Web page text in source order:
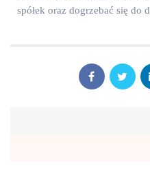
spółek oraz dogrzebać się do